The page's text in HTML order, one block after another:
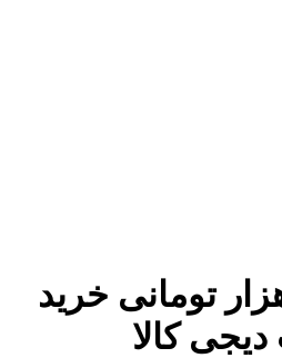
تخفیف 50 هزار تومانی خرید
کالا